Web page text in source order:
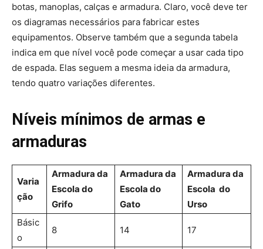
botas, manoplas, calças e armadura. Claro, você deve ter
os diagramas necessários para fabricar estes
equipamentos. Observe também que a segunda tabela
indica em que nível você pode começar a usar cada tipo
de espada. Elas seguem a mesma ideia da armadura,
tendo quatro variações diferentes.
Níveis mínimos de armas e
armaduras
Varia
ção
Armadura da
Escola do
Grifo
Armadura da
Escola do
Gato
Armadura da
Escola do
Urso
Básic
o
8 14 17